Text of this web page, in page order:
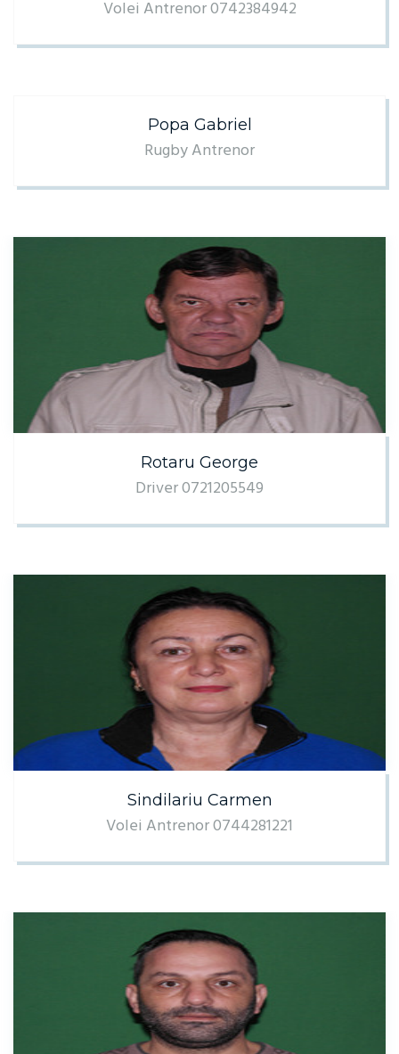
Volei Antrenor 0742384942
Popa Gabriel
Rugby Antrenor
Rotaru George
Driver 0721205549
Sindilariu Carmen
Volei Antrenor 0744281221